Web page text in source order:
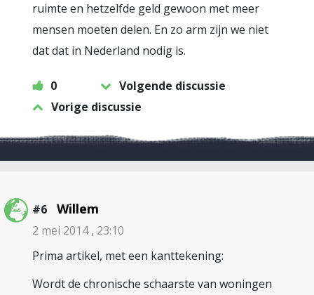
ruimte en hetzelfde geld gewoon met meer
mensen moeten delen. En zo arm zijn we niet
dat dat in Nederland nodig is.
0
Volgende discussie
Vorige discussie
#6 Willem
2 mei 2014 , 23:10
Prima artikel, met een kanttekening:
Wordt de chronische schaarste van woningen